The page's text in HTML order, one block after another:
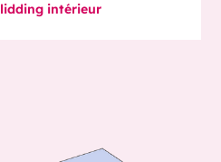
intérieur